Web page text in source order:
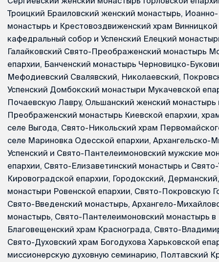
Троицкий Браиловский женский монастырь,
монастырь и Крестовоздвиженский храм
кафедральный собор и Успенский Елецкий
Галайковский Свято-Преображенский монастырь
епархии, Банченский монастырь Черновицко-
Мефодиевский Свалявский, Николаевский,
Успенский Домбокский монастыри Мукачевской
Почаевскую Лавру, Ольшанский женский
Преображенский монастырь Киевской епархии,
селе Выгода, Свято-Никольский храм
селе Мариновка Одесской епархии, Архангельско-
Успенский и Свято-Пантелеимоновский мужские
епархии, Свято-Елизаветинский монастырь и
Кировоградской епархии, Городокский,
монастыри Ровенской епархии, Свято-Покровскую
Свято-Введенский монастырь, Архангело-
монастырь, Свято-Пантелеимоновский монастырь в
Благовещенский храм Краснограда, Свято-
Свято-Духовский храм Богодухова Харьковской
миссионерскую духовную семинарию, Полтавский